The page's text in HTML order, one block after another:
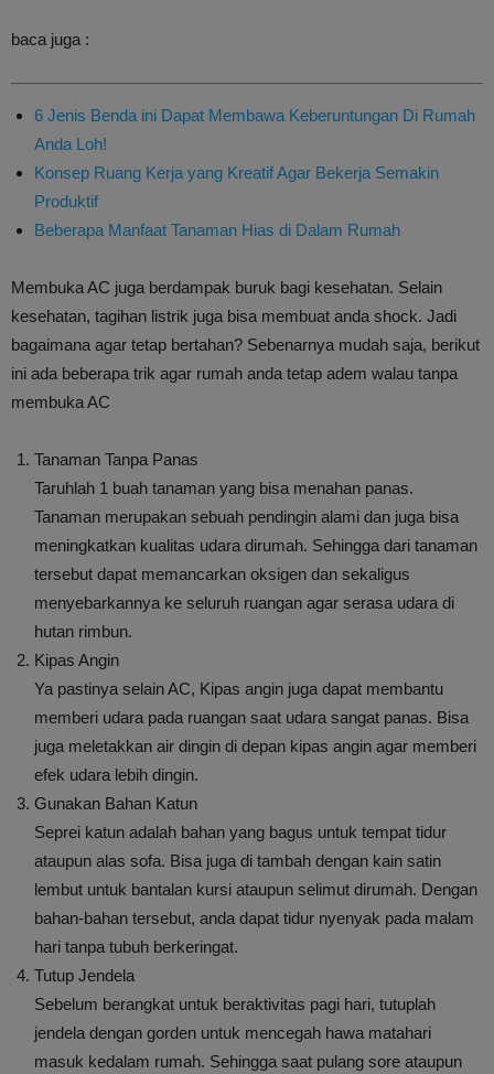
baca juga :
6 Jenis Benda ini Dapat Membawa Keberuntungan Di Rumah
Anda Loh!
Konsep Ruang Kerja yang Kreatif Agar Bekerja Semakin
Produktif
Beberapa Manfaat Tanaman Hias di Dalam Rumah
Membuka AC juga berdampak buruk bagi kesehatan. Selain
kesehatan, tagihan listrik juga bisa membuat anda shock. Jadi
bagaimana agar tetap bertahan? Sebenarnya mudah saja, berikut
ini ada beberapa trik agar rumah anda tetap adem walau tanpa
membuka AC
Tanaman Tanpa Panas
Taruhlah 1 buah tanaman yang bisa menahan panas.
Tanaman merupakan sebuah pendingin alami dan juga bisa
meningkatkan kualitas udara dirumah. Sehingga dari tanaman
tersebut dapat memancarkan oksigen dan sekaligus
menyebarkannya ke seluruh ruangan agar serasa udara di
hutan rimbun.
Kipas Angin
Ya pastinya selain AC, Kipas angin juga dapat membantu
memberi udara pada ruangan saat udara sangat panas. Bisa
juga meletakkan air dingin di depan kipas angin agar memberi
efek udara lebih dingin.
Gunakan Bahan Katun
Seprei katun adalah bahan yang bagus untuk tempat tidur
ataupun alas sofa. Bisa juga di tambah dengan kain satin
lembut untuk bantalan kursi ataupun selimut dirumah. Dengan
bahan-bahan tersebut, anda dapat tidur nyenyak pada malam
hari tanpa tubuh berkeringat.
Tutup Jendela
Sebelum berangkat untuk beraktivitas pagi hari, tutuplah
jendela dengan gorden untuk mencegah hawa matahari
masuk kedalam rumah. Sehingga saat pulang sore ataupun